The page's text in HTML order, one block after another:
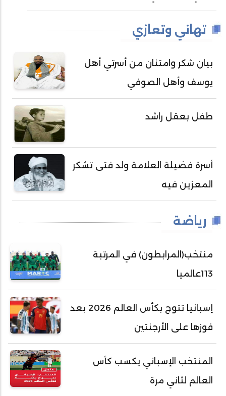
تهاني وتعازي
بيان شكر وامتنان من أسرتي أهل
يوسف وأهل الصوفي
طفل بعقل راشد
أسرة فضيلة العلامة ولد فتى تشكر
المعزين فيه
رياضة
منتخب(المرابطون) في المرتبة
113عالميا
إسبانيا تتوج بكأس العالم 2026 بعد
فوزها على الأرجنتين
المنتخب الإسباني يكسب كأس
العالم لثاني مرة